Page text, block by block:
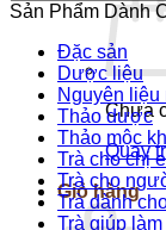
Chưa
Quay
Giỏ hàng
Sản Phẩm Dành
Đặc sản
Dược liệu
Nguyên
Thảo dược
Thảo mộc
Trà cho chị
Trà cho
Trà dành
Trà giúp